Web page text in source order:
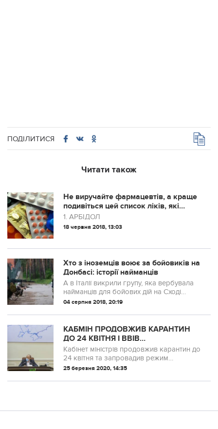
ПОДІЛИТИСЯ
Читати також
Не виручайте фармацевтів, а краще
подивіться цей список ліків, які
нічого не лікують!
1. АРБІДОЛ
18 червня 2018, 13:03
Хто з іноземців воює за бойовиків на
Донбасі: історії найманців
А в Італії викрили групу, яка вербувала
найманців для бойових дій на Сході
України на боці сепаратистів.
04 серпня 2018, 20:19
КАБМІН ПРОДОВЖИВ КАРАНТИН
ДО 24 КВІТНЯ І ВВІВ
НАДЗВИЧАЙНУ СИТУАЦІЮ
Кабінет міністрів продовжив карантин до
24 квітня та запровадив режим
надзвичайної ситуації на всій території
25 березня 2020, 14:35